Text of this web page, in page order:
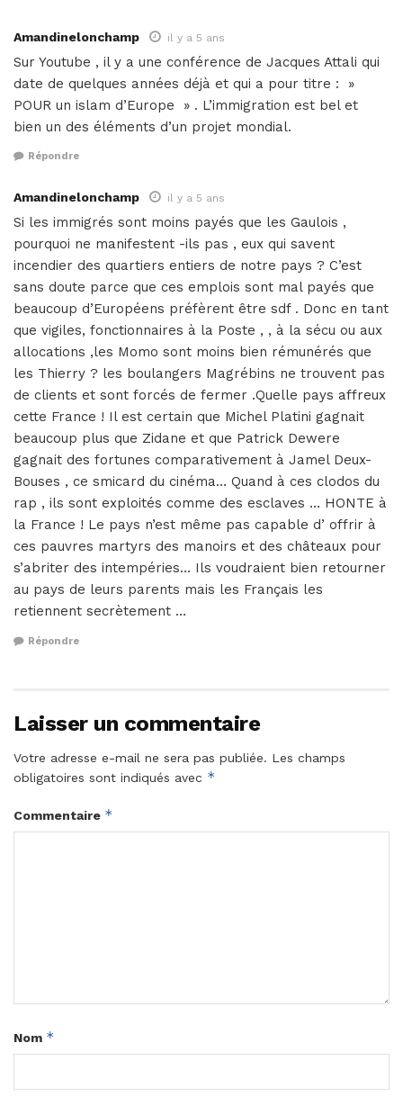
Amandinelonchamp il y a 5 ans
Sur Youtube , il y a une conférence de Jacques Attali qui
date de quelques années déjà et qui a pour titre : »
POUR un islam d’Europe » . L’immigration est bel et
bien un des éléments d’un projet mondial.
Répondre
Amandinelonchamp il y a 5 ans
Si les immigrés sont moins payés que les Gaulois ,
pourquoi ne manifestent -ils pas , eux qui savent
incendier des quartiers entiers de notre pays ? C’est
sans doute parce que ces emplois sont mal payés que
beaucoup d’Européens préfèrent être sdf . Donc en tant
que vigiles, fonctionnaires à la Poste , , à la sécu ou aux
allocations ,les Momo sont moins bien rémunérés que
les Thierry ? les boulangers Magrébins ne trouvent pas
de clients et sont forcés de fermer .Quelle pays affreux
cette France ! Il est certain que Michel Platini gagnait
beaucoup plus que Zidane et que Patrick Dewere
gagnait des fortunes comparativement à Jamel Deux-
Bouses , ce smicard du cinéma… Quand à ces clodos du
rap , ils sont exploités comme des esclaves … HONTE à
la France ! Le pays n’est même pas capable d’ offrir à
ces pauvres martyrs des manoirs et des châteaux pour
s’abriter des intempéries… Ils voudraient bien retourner
au pays de leurs parents mais les Français les
retiennent secrètement …
Répondre
Laisser un commentaire
Votre adresse e-mail ne sera pas publiée. Les champs
obligatoires sont indiqués avec *
Commentaire *
Nom *